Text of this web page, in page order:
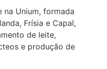
na Unium, formada
Frísia e Capal,
de leite,
e produção de